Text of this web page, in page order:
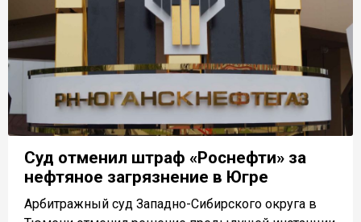
Суд отменил штраф «Роснефти» за
нефтяное загрязнение в Югре
Арбитражный суд Западно-Сибирского округа в